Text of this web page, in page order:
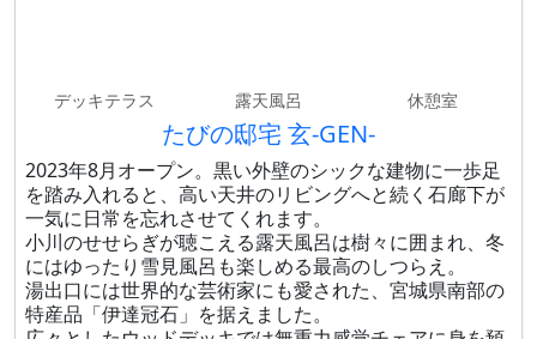
デッキテラス 露天風呂 休憩室
たびの邸宅 玄-GEN-
2023年8月オープン。黒い外壁のシックな建物に一歩足
を踏み入れると、高い天井のリビングへと続く石廊下が
一気に日常を忘れさせてくれます。
小川のせせらぎが聴こえる露天風呂は樹々に囲まれ、冬
にはゆったり雪見風呂も楽しめる最高のしつらえ。
湯出口には世界的な芸術家にも愛された、宮城県南部の
特産品「伊達冠石」を据えました。